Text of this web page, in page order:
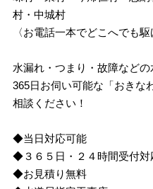
村・中城村
〈お電話一本でどこへでも
水漏れ・つまり・故障などの
365日お伺い可能な「おきな
相談ください！
◆当日対応可能
◆３６５日・２４時間受付対
◆お見積り無料